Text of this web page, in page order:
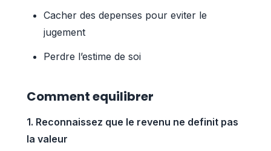
Cacher des depenses pour eviter le
jugement
Perdre l’estime de soi
Comment equilibrer
1. Reconnaissez que le revenu ne definit pas
la valeur